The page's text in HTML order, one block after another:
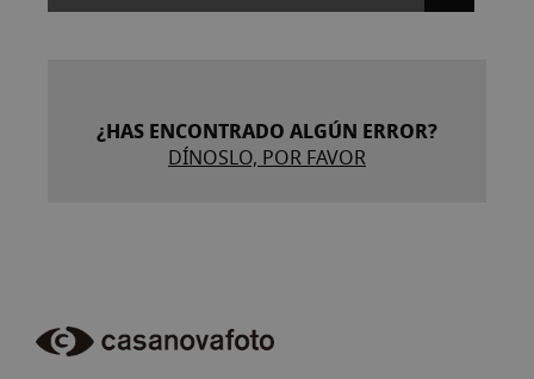
¿HAS ENCONTRADO ALGÚN ERROR?
DÍNOSLO, POR FAVOR